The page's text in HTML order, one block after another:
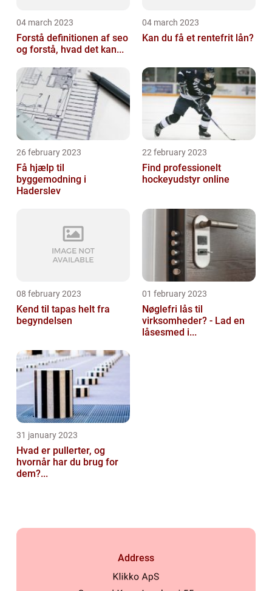
04 march 2023
Forstå definitionen af seo
og forstå, hvad det kan...
04 march 2023
Kan du få et rentefrit lån?
26 february 2023
Få hjælp til
byggemodning i
Haderslev
22 february 2023
Find professionelt
hockeyudstyr online
08 february 2023
Kend til tapas helt fra
begyndelsen
01 february 2023
Nøglefri lås til
virksomheder? - Lad en
låsesmed i...
31 january 2023
Hvad er pullerter, og
hvornår har du brug for
dem?...
Address